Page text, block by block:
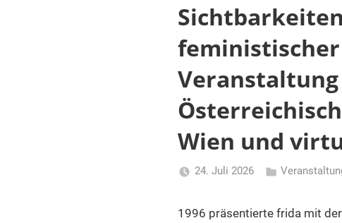
Dokumentationseinrichtungen
Veranstaltung
Wien und
24. Juli 2026
Gerhalter
1996 präsentierte frida mit